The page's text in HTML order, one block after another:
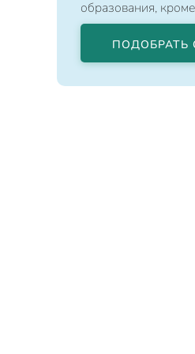
образования,
ПОДОБРАТЬ